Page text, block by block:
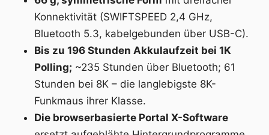
Konnektivität (SWIFTSPEED 2,4 GHz,
Bluetooth 5.3, kabelgebunden über USB-C).
Bis zu 196 Stunden Akkulaufzeit bei 1K
Polling; ~235 Stunden über Bluetooth; 61
Stunden bei 8K – die langlebigste 8K-
Funkmaus ihrer Klasse.
Die browserbasierte Portal X-Software